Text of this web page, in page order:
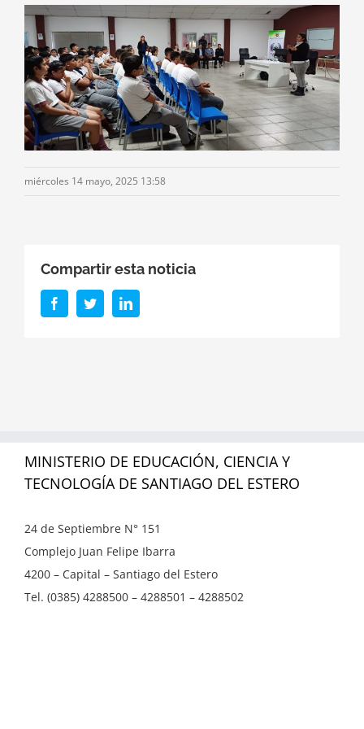
miércoles 14 mayo, 2025 13:58
Compartir esta noticia
FacebookTwitterLinkedIn
MINISTERIO DE EDUCACIÓN, CIENCIA Y
TECNOLOGÍA DE SANTIAGO DEL ESTERO
24 de Septiembre N° 151
Complejo Juan Felipe Ibarra
4200 – Capital – Santiago del Estero
Tel. (0385) 4288500 – 4288501 – 4288502